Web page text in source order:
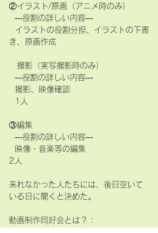
②イラスト/原画（アニメ時のみ）
  ‐‐‐役割の詳しい内容‐‐‐
き、原画作成
撮影（実写撮影時のみ）
  ‐‐‐役割の詳しい内容‐‐‐
  撮影、映像確認
  1人
③編集
  ‐‐‐役割の詳しい内容‐‐‐
  映像・音楽等の編集
2人
来れなかった人たちには、後日空いて
いる日に聞くと決めた。
動画制作同好会とは？：